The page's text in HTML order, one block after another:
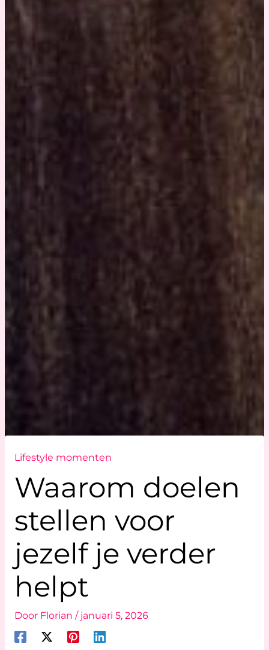
Lifestyle momenten
Waarom doelen
stellen voor
jezelf je verder
helpt
Door Florian / januari 5, 2026